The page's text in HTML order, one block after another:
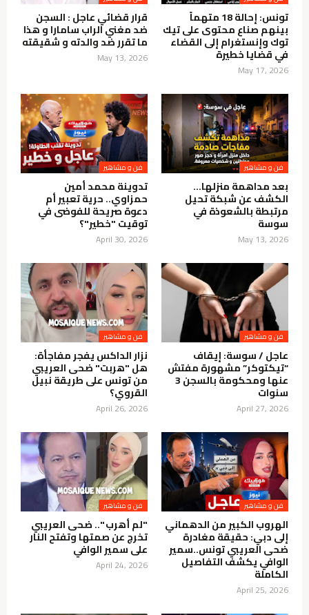
تونس: إحالة 18 متهماً
بينهم صناع محتوى على تيك
توك وإنستغرام إلى القضاء
في قضايا خطيرة
May 17, 2026
قرار قضائي عاجل : السجن
ضد مغني الراب سامارا و هذا
ما تقرر ضد والدته و شقيقته
May 13, 2026
فن و مشاهير
بعد مداهمة منزلها…
الكشف عن شبكة تحيل
مرتبطة بالشعوذة في
سوسة
May 13, 2026
فن و مشاهير
تدوينة محمد أمين
حمزاوي.. حرية تعبير أم
دعوة صريحة للفوضى في
توقيت "خطير"؟
April 30, 2026
فن و مشاهير
عاجل / سوسة: إيقاف
“تيكتوكر” مشهورة مفتش
عنها ومحكومة بالسجن 3
سنوات
April 27, 2026
فن و مشاهير
نزار الداكس يفجر مفاجأة:
هل "هربت" ضحى العريبي
من تونس على طريقة نبيل
القروي؟
April 26, 2026
فن و مشاهير
الهروب الكبير من الدهماني
إلى دبي: حقيقة مغادرة
ضحى العريبي تونس..سمير
الوافي يكشف التفاصيل
الكاملة
April 25, 2026
فن و مشاهير
"لم أهرب ".. ضحى العريبي
تخرج عن صمتها وتفتح النار
على سمير الوافي
April 24, 2026